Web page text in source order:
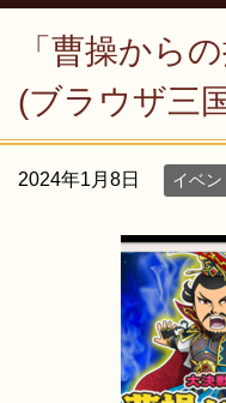
「曹操から
(ブラウザ三
2024年1月8日 イベ